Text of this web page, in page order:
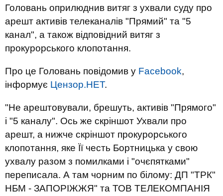
Головань оприлюднив витяг з ухвали суду про
арешт активів телеканалів "Прямий" та "5
канал", а також відповідний витяг з
прокурорського клопотання.
Про це Головань повідомив у Facebook,
інформує Цензор.НЕТ.
"Не арештовували, брешуть, активів "Прямого"
і "5 каналу". Ось же скріншот Ухвали про
арешт, а нижче скріншот прокурорського
клопотання, яке Її честь Бортницька у свою
ухвалу разом з помилками і "очєпятками"
переписала. А там чорним по білому: ДП "ТРК"
НБМ - ЗАПОРІЖЖЯ" та ТОВ ТЕЛЕКОМПАНІЯ